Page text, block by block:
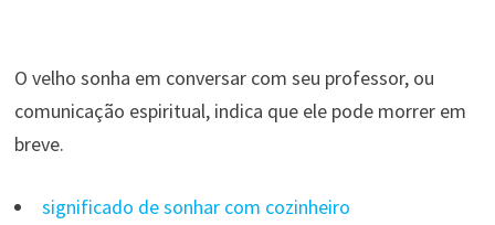
O velho sonha em conversar com seu professor, ou
comunicação espiritual, indica que ele pode morrer em
breve.
significado de sonhar com cozinheiro